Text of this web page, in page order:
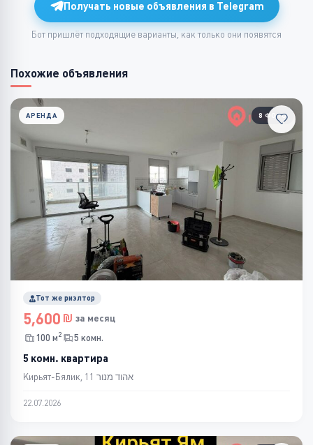
Получать новые объявления в Telegram
Бот пришлёт подходящие варианты, как только они появятся
Похожие объявления
8 ФОТО
АРЕНДА
Тот же риэлтор
5,600
за месяц
100 м2 5 комн.
5 комн. квартира
Кирьят-Бялик, אהוד מנור 11
22.07.2026